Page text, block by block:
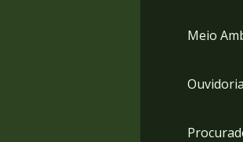
Meio
Ouvidoria